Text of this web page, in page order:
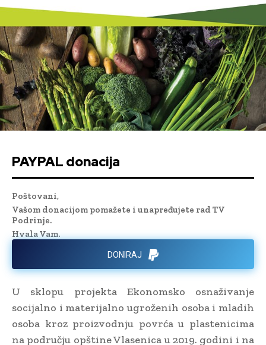
PAYPAL donacija
Poštovani,
Vašom donacijom pomažete i unapređujete rad TV
Podrinje.
Hvala Vam.
DONIRAJ
U sklopu projekta Ekonomsko osnaživanje
socijalno i materijalno ugroženih osoba i mladih
osoba kroz proizvodnju povrća u plastenicima
na području opštine Vlasenica u 2019. godini i na